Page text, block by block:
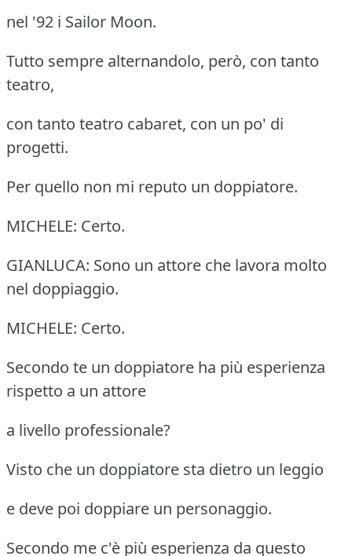
nel '92 i Sailor Moon.
Tutto sempre alternandolo, però, con tanto
teatro,
con tanto teatro cabaret, con un po' di
progetti.
Per quello non mi reputo un doppiatore.
MICHELE: Certo.
GIANLUCA: Sono un attore che lavora molto
nel doppiaggio.
MICHELE: Certo.
Secondo te un doppiatore ha più esperienza
rispetto a un attore
a livello professionale?
Visto che un doppiatore sta dietro un leggio
e deve poi doppiare un personaggio.
Secondo me c'è più esperienza da questo